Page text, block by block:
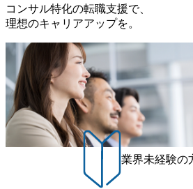
だきます。 アジャイル開発を通じて
軟に取り入れながら改善サイクルを
案がサービスに直接反映されやすく
きます。 ● 勤務地 東京都渋谷区渋谷3丁目6-7 渋谷金王タワ
ー 事業所内禁煙(入居する施設に喫煙
則により就業時間内の喫煙を全面的
制度あり オンライン ● 必須要件 以
持ちの方 ・システム・ソフトウェア
件定義～基本設計など上流経験2年以
● 歓迎要件 ・要件定義から詳細設計
工程の経験 ・サブリーダー以上のマ
様との折衝経験、交渉経験 ・組織課
務改善に取り組まれたご経験 ・アジ
③12時開始 2026年8月10日(月) 16:00
ンライン 書類選考通過者
社時に10日間の間みっちりとコンサ
に感じ、他Big4ではなくアビームを
といえばSAPをはじめとしたシステ
こともあるが実態としては経営戦略
どのトップラインを上げるための戦
スポーツ&エンターテイメント領域で
し、業界内で大きな存在感を誇る 社
タイルやライフイベントに対応した
実現するため、さまざまなサポート
文化理解や女性の活躍推進などの取
クス制度やフリーロケーション制度
どの多様な働き方をサポートする制
れており、これまで多くのNPO・
無償でコンサルティングを提供して
(土) の対面Kick-offイベントを皮切り
ム ※初回プログラム : 8月29日(土
日(水) 16:00 Bain & Company Tokyo
ogram (女性候補者向け選考支援プロ
ます。クライアントに斬新なソリュ
雑な経営課題を解決するために、チ
は欠かせません。是非、ユニークな
性の皆様に多数ご参画頂きたいと考
性はどのように活躍をしているのか
験がなく対策の仕方が知りたい」な
コンサル特化の転職支援で、
理想のキャリアアップを。
業界未経験の